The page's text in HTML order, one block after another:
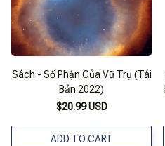
Sách - Số Phận Của Vũ Trụ (Tái
Bản 2022)
$20.99 USD
ADD TO CART